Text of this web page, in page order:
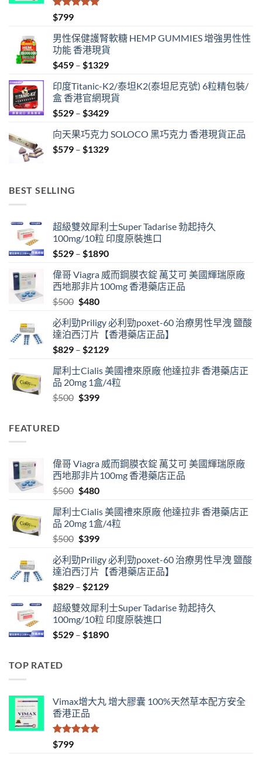
評分
滿分 5
$799
男性保健護腎軟糖 HEMP GUMMIES 增強男性性
功能 香港現貨
$459 – $1329Price
$459
through
$1329
印度Titanic-K2/泰坦K2(泰坦尼克號) 6粒精包裝/
盒 香港官網現貨
$529 – $3429Price
$529
through
向天果巧克力 SOLOCO 黑巧克力 香港現貨正品
$579 – $1329Price
BEST SELLING
超級雙效犀利士Super Tadarise 勃起持久
100mg/10粒 印度原裝進口
$529 – $1890Price
$529
through
偉哥 Viagra 威而鋼膜衣錠 萬艾可 美國輝瑞原廠
西地那非片100mg 香港藥店正品
$500 Original
was:
$500.
$480Current
is:
$480.
必利勁Priligy 必利勁poxet-60 治療男性早洩 鹽酸
達泊西汀片【香港藥店正品】
$829 – $2129Price
$829
through
犀利士Cialis 美國禮來原廠 他達拉非 香港藥店正
品 20mg 1盒/4粒
$500 Original
$399Current
FEATURED
偉哥 Viagra 威而鋼膜衣錠 萬艾可 美國輝瑞原廠
西地那非片100mg 香港藥店正品
$500 Original
was:
$500.
$480Current
is:
$480.
犀利士Cialis 美國禮來原廠 他達拉非 香港藥店正
品 20mg 1盒/4粒
$500 Original
was:
$500.
$399Current
is:
$399.
必利勁Priligy 必利勁poxet-60 治療男性早洩 鹽酸
達泊西汀片【香港藥店正品】
$829 – $2129Price
$829
through
$2129
超級雙效犀利士Super Tadarise 勃起持久
100mg/10粒 印度原裝進口
$529 – $1890Price
TOP RATED
Vimax增大丸 增大膠囊 100%天然草本配方安全
香港正品
評分
滿分 5
$799